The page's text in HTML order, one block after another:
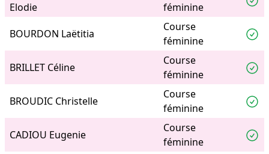
Elodie
féminine
BOURDON Laëtitia
Course
féminine
BRILLET Céline
Course
féminine
BROUDIC Christelle
Course
féminine
CADIOU Eugenie
Course
féminine